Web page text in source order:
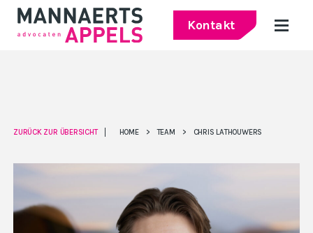
Kontakt
ZURÜCK ZUR ÜBERSICHT HOME > TEAM > CHRIS LATHOUWERS